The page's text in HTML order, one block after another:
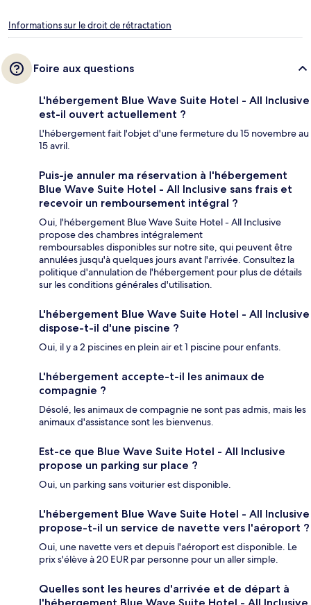
Informations sur le droit de rétractation
Foire aux questions
L'hébergement Blue Wave Suite Hotel - All Inclusive
est-il ouvert actuellement ?
L'hébergement fait l'objet d'une fermeture du 15 novembre au
15 avril.
Puis-je annuler ma réservation à l'hébergement
Blue Wave Suite Hotel - All Inclusive sans frais et
recevoir un remboursement intégral ?
Oui, l'hébergement Blue Wave Suite Hotel - All Inclusive
propose des chambres intégralement
remboursables disponibles sur notre site, qui peuvent être
annulées jusqu'à quelques jours avant l'arrivée. Consultez la
politique d'annulation de l'hébergement pour plus de détails
sur les conditions générales d'utilisation.
L'hébergement Blue Wave Suite Hotel - All Inclusive
dispose-t-il d'une piscine ?
Oui, il y a 2 piscines en plein air et 1 piscine pour enfants.
L'hébergement accepte-t-il les animaux de
compagnie ?
Désolé, les animaux de compagnie ne sont pas admis, mais les
animaux d'assistance sont les bienvenus.
Est-ce que Blue Wave Suite Hotel - All Inclusive
propose un parking sur place ?
Oui, un parking sans voiturier est disponible.
L'hébergement Blue Wave Suite Hotel - All Inclusive
propose-t-il un service de navette vers l'aéroport ?
Oui, une navette vers et depuis l'aéroport est disponible. Le
prix s'élève à 20 EUR par personne pour un aller simple.
Quelles sont les heures d'arrivée et de départ à